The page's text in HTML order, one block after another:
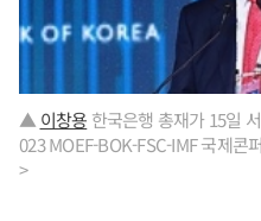
▲ 이창용 한국은행 총재가 15일
023 MOEF-BOK-FSC-IMF 국제콘
>